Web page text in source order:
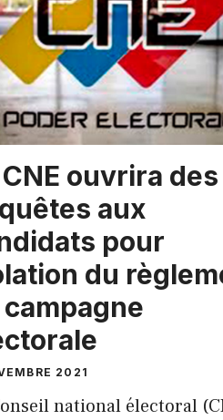
ouvrira des
aux
pour
du
2021
national électoral